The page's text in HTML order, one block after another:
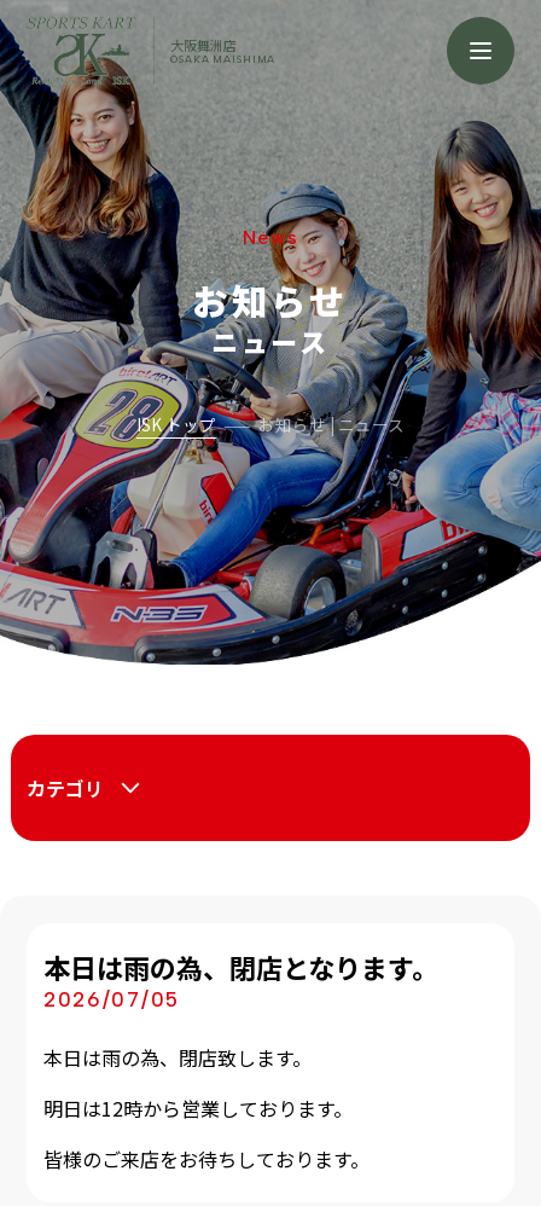
大阪舞洲店
OSAKA MAISHIMA
News
お知らせ
ニュース
ISK トップ お知らせ | ニュース
カテゴリ
本日は雨の為、閉店となります。
2026/07/05
本日は雨の為、閉店致します。
明日は12時から営業しております。
皆様のご来店をお待ちしております。